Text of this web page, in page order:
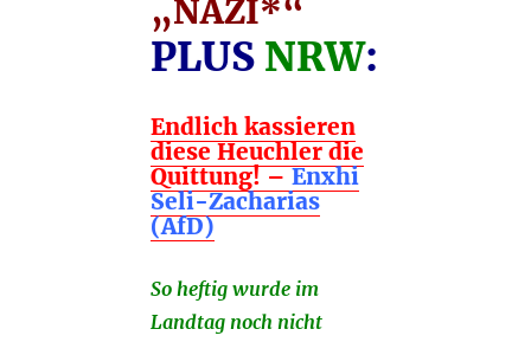
„NAZI*“
PLUS NRW:
Endlich kassieren
diese Heuchler die
Quittung! –Enxhi
Seli-Zacharias
(AfD)
So heftig wurde im
Landtag noch nicht